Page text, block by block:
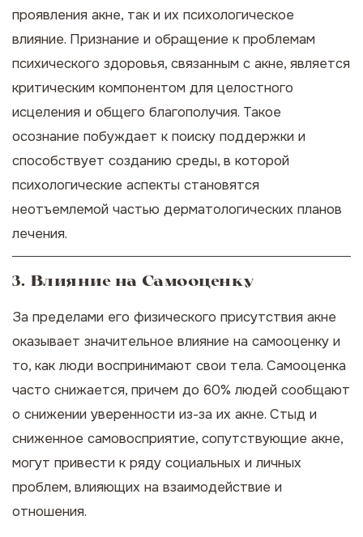
проявления акне, так и их психологическое
влияние. Признание и обращение к проблемам
психического здоровья, связанным с акне, является
критическим компонентом для целостного
исцеления и общего благополучия. Такое
осознание побуждает к поиску поддержки и
способствует созданию среды, в которой
психологические аспекты становятся
неотъемлемой частью дерматологических планов
лечения.
3. Влияние на Самооценку
За пределами его физического присутствия акне
оказывает значительное влияние на самооценку и
то, как люди воспринимают свои тела. Самооценка
часто снижается, причем до 60% людей сообщают
о снижении уверенности из-за их акне. Стыд и
сниженное самовосприятие, сопутствующие акне,
могут привести к ряду социальных и личных
проблем, влияющих на взаимодействие и
отношения.